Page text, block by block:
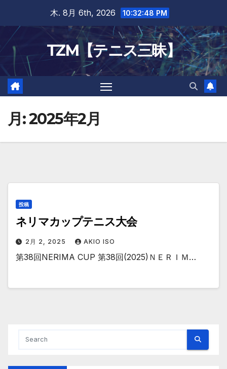
content
木. 8月 6th, 2026 10:32:48 PM
TZM【テニス三昧】
月:2025年2月
投稿
ネリマカップテニス大会
2月 2, 2025 AKIO ISO
第38回NERIMA CUP 第38回(2025)ＮＥＲＩＭ…